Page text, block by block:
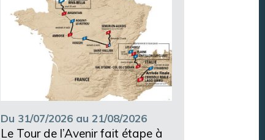
Du 31/07/2026 au 21/08/2026
Le Tour de l’Avenir fait étape à